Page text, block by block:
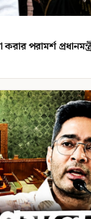
পরামর্শ